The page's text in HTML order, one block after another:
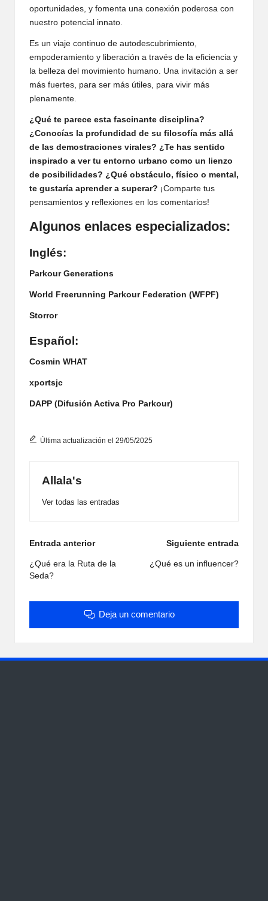
oportunidades, y fomenta una conexión poderosa con
nuestro potencial innato.
Es un viaje continuo de autodescubrimiento,
empoderamiento y liberación a través de la eficiencia y
la belleza del movimiento humano. Una invitación a ser
más fuertes, para ser más útiles, para vivir más
plenamente.
¿Qué te parece esta fascinante disciplina?
¿Conocías la profundidad de su filosofía más allá
de las demostraciones virales? ¿Te has sentido
inspirado a ver tu entorno urbano como un lienzo
de posibilidades? ¿Qué obstáculo, físico o mental,
te gustaría aprender a superar? ¡Comparte tus
pensamientos y reflexiones en los comentarios!
Algunos enlaces especializados:
Inglés:
Parkour Generations
World Freerunning Parkour Federation (WFPF)
Storror
Español:
Cosmin WHAT
xportsjc
DAPP (Difusión Activa Pro Parkour)
Última actualización el 29/05/2025
Allala's
Ver todas las entradas
Navegación
de
Entrada anterior
¿Qué era la Ruta de la
Seda?
Siguiente entrada
¿Qué es un influencer?
Deja un comentario